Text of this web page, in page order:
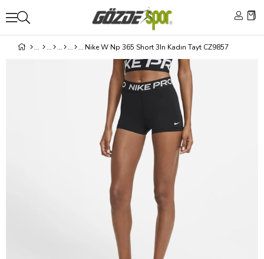
Nike W Np 365 Short 3In Kadın Tayt CZ9857